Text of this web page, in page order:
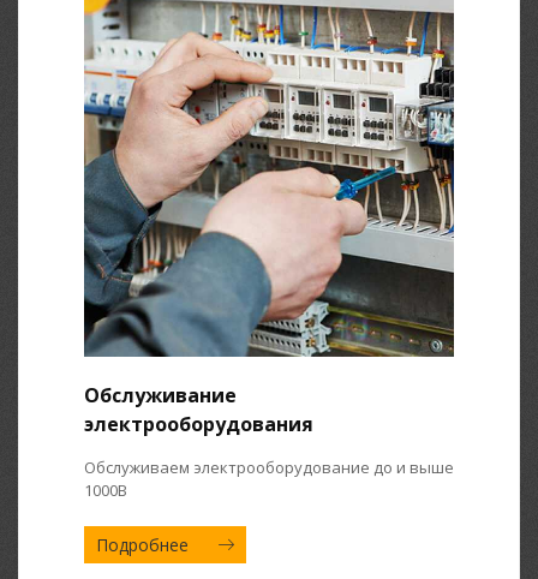
Обслуживание
электрооборудования
Обслуживаем электрооборудование до и выше
1000В
Подробнее